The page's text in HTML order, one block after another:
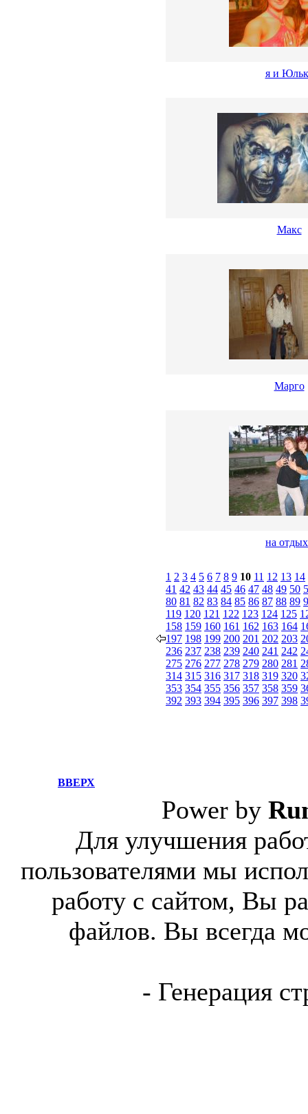
я и
Макс
Марго
на
1 2 3 4 5 6 7 8 9 10 11 12 13 14
41 42 43 44 45 46 47 48 49 50
80 81 82 83 84 85 86 87 88 89
119 120 121 122 123 124 125
158 159 160 161 162 163 164
197 198 199 200 201 202 203
236 237 238 239 240 241 242
275 276 277 278 279 280 281
314 315 316 317 318 319 320
353 354 355 356 357 358 359
392 393 394 395 396 397 398
ВВЕРХ
Power by
Для улучшения
пользователями мы
работу с сайтом, Вы
файлов. Вы всегда
- Генерация